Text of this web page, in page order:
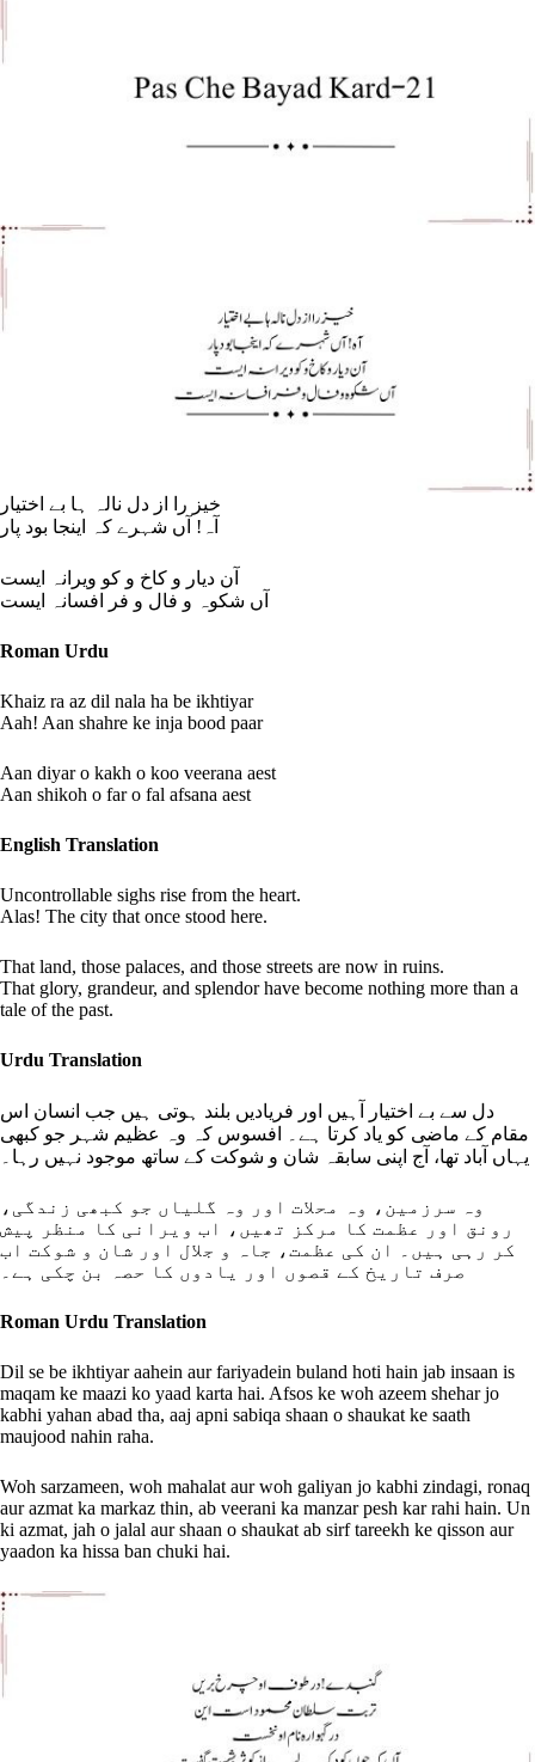
خیز را از دل نالہ ہا بے اختیار
آہ! آں شہرے کہ اینجا بود پار
آن دیار و کاخ و کو ویرانہ ایست
آں شکوہ و فال و فر افسانہ ایست
Roman Urdu
Khaiz ra az dil nala ha be ikhtiyar
Aah! Aan shahre ke inja bood paar
Aan diyar o kakh o koo veerana aest
Aan shikoh o far o fal afsana aest
English Translation
Uncontrollable sighs rise from the heart.
Alas! The city that once stood here.
That land, those palaces, and those streets are now in ruins.
That glory, grandeur, and splendor have become nothing more than a
tale of the past.
Urdu Translation
دل سے بے اختیار آہیں اور فریادیں بلند ہوتی ہیں جب انسان اس
مقام کے ماضی کو یاد کرتا ہے۔ افسوس کہ وہ عظیم شہر جو کبھی
یہاں آباد تھا، آج اپنی سابقہ شان و شوکت کے ساتھ موجود نہیں رہا۔
وہ سرزمین، وہ محلات اور وہ گلیاں جو کبھی زندگی،
رونق اور عظمت کا مرکز تھیں، اب ویرانی کا منظر پیش
کر رہی ہیں۔ ان کی عظمت، جاہ و جلال اور شان و شوکت اب
صرف تاریخ کے قصوں اور یادوں کا حصہ بن چکی ہے۔
Roman Urdu Translation
Dil se be ikhtiyar aahein aur fariyadein buland hoti hain jab insaan is
maqam ke maazi ko yaad karta hai. Afsos ke woh azeem shehar jo
kabhi yahan abad tha, aaj apni sabiqa shaan o shaukat ke saath
maujood nahin raha.
Woh sarzameen, woh mahalat aur woh galiyan jo kabhi zindagi, ronaq
aur azmat ka markaz thin, ab veerani ka manzar pesh kar rahi hain. Un
ki azmat, jah o jalal aur shaan o shaukat ab sirf tareekh ke qisson aur
yaadon ka hissa ban chuki hai.